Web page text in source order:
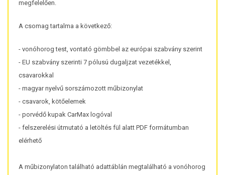
megfelelően.
A csomag tartalma a következő:
- vonóhorog test, vontató gömbbel az európai szabvány szerint
- EU szabvány szerinti 7 pólusú dugaljzat vezetékkel,
csavarokkal
- magyar nyelvű sorszámozott műbizonylat
- csavarok, kötőelemek
- porvédő kupak CarMax logóval
- felszerelési útmutató a letöltés fül alatt PDF formátumban
elérhető
A műbizonylaton található adattáblán megtalálható a vonóhorog